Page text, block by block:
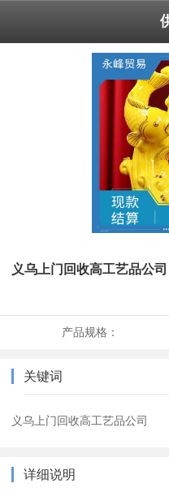
义乌上门回收高工艺品公
产品规格：
关键词
义乌上门回收高工艺品公司
详细说明